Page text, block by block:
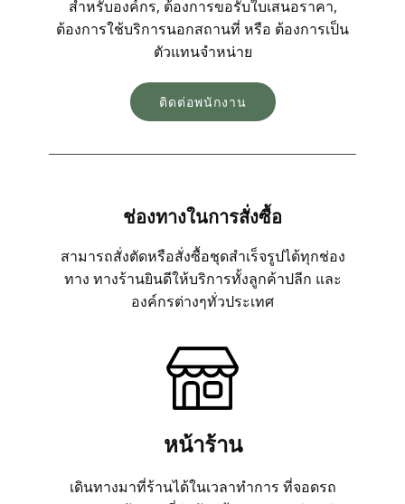
ตัวอย่างเสื้อสูทและเนื้อผ้า
ตัวอย่างเสื้อสูทตามโทนสี
ข่าวสารและกิจกรรม
เรื่องราวของเรา
การคุ้มครองผู้บริโภค
ระบบพนักงาน
สำหรับองค์กร, ต้องการขอรับใบเสนอราคา,
ต้องการใช้บริการนอกสถานที่ หรือ ต้องการเป็น
ตัวแทนจำหน่าย
ติดต่อพนักงาน
ช่องทางในการสั่งซื้อ
สามารถสั่งตัดหรือสั่งซื้อชุดสำเร็จรูปได้ทุกช่อง
ทาง ทางร้านยินดีให้บริการทั้งลูกค้าปลีก และ
องค์กรต่างๆทั่วประเทศ
หน้าร้าน
เดินทางมาที่ร้านได้ในเวลาทำการ ที่จอดรถ